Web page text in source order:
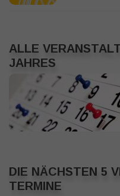
ALLE
JAHRES
DIE NÄCHSTEN 5
TERMINE